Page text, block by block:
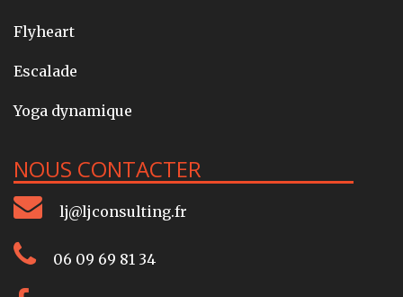
Flyheart
Escalade
Yoga dynamique
NOUS CONTACTER
lj@ljconsulting.fr
06 09 69 81 34